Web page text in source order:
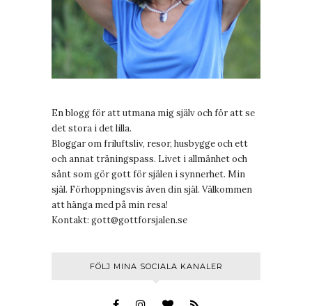
En blogg för att utmana mig själv och för att se
det stora i det lilla.
Bloggar om friluftsliv, resor, husbygge och ett
och annat träningspass. Livet i allmänhet och
sånt som gör gott för själen i synnerhet. Min
själ. Förhoppningsvis även din själ. Välkommen
att hänga med på min resa!
Kontakt: gott@gottforsjalen.se
FÖLJ MINA SOCIALA KANALER